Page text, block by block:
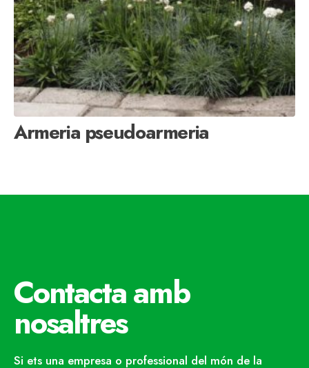
Armeria pseudoarmeria
Contacta amb
nosaltres
Si ets una empresa o professional del món de la